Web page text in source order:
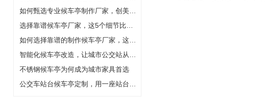
不锈钢候车亭为何成为城市家具首选